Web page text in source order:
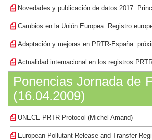
Novedades y publicación de datos 2017.
Cambios en la Unión Europea. Registro
Adaptación y mejoras en PRTR-España:
Actualidad internacional en los registros PRTR
Ponencias Jornada de
(16.04.2009)
UNECE PRTR Protocol (Michel Amand)
European Pollutant Release and Transfer